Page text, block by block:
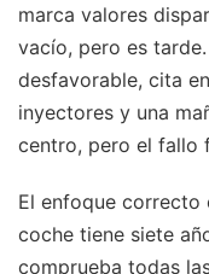
marca valores
vacío, pero es
desfavorable, cita
inyectores y una
centro, pero el fallo
El enfoque correcto
coche tiene siete
comprueba todas